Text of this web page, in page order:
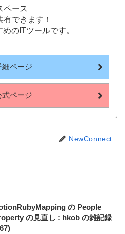
ペース
できます！
のITツールです。
細ページ
式ページ
NewConnect
の People
の見直し : hkob の雑記録